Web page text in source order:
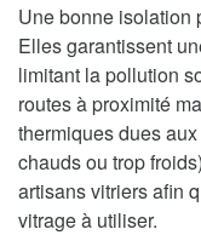
Une bonne isolation
Elles garantissent
limitant la pollution
routes à proximité
thermiques dues
chauds ou trop
artisans vitriers afin
vitrage à utiliser.